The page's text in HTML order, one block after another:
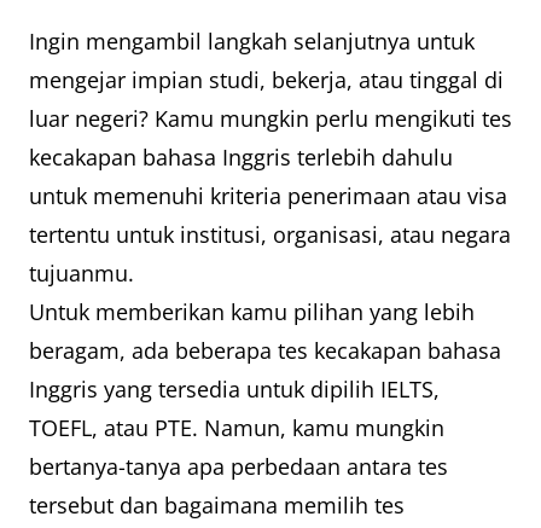
Ingin mengambil langkah selanjutnya untuk
mengejar impian studi, bekerja, atau tinggal di
luar negeri? Kamu mungkin perlu mengikuti tes
kecakapan bahasa Inggris terlebih dahulu
untuk memenuhi kriteria penerimaan atau visa
tertentu untuk institusi, organisasi, atau negara
tujuanmu.
Untuk memberikan kamu pilihan yang lebih
beragam, ada beberapa tes kecakapan bahasa
Inggris yang tersedia untuk dipilih IELTS,
TOEFL, atau PTE. Namun, kamu mungkin
bertanya-tanya apa perbedaan antara tes
tersebut dan bagaimana memilih tes